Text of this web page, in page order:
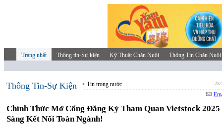
Trang nhất Thông tin-Sự kiện Kỹ Thuật Chăn Nuôi Thông Tin Chăn Nuôi
Thông Tin-Sự Kiện > Tin trong nước 23/
Chính Thức Mở Cổng Đăng Ký Tham Quan Vietstock 2025
Sàng Kết Nối Toàn Ngành!